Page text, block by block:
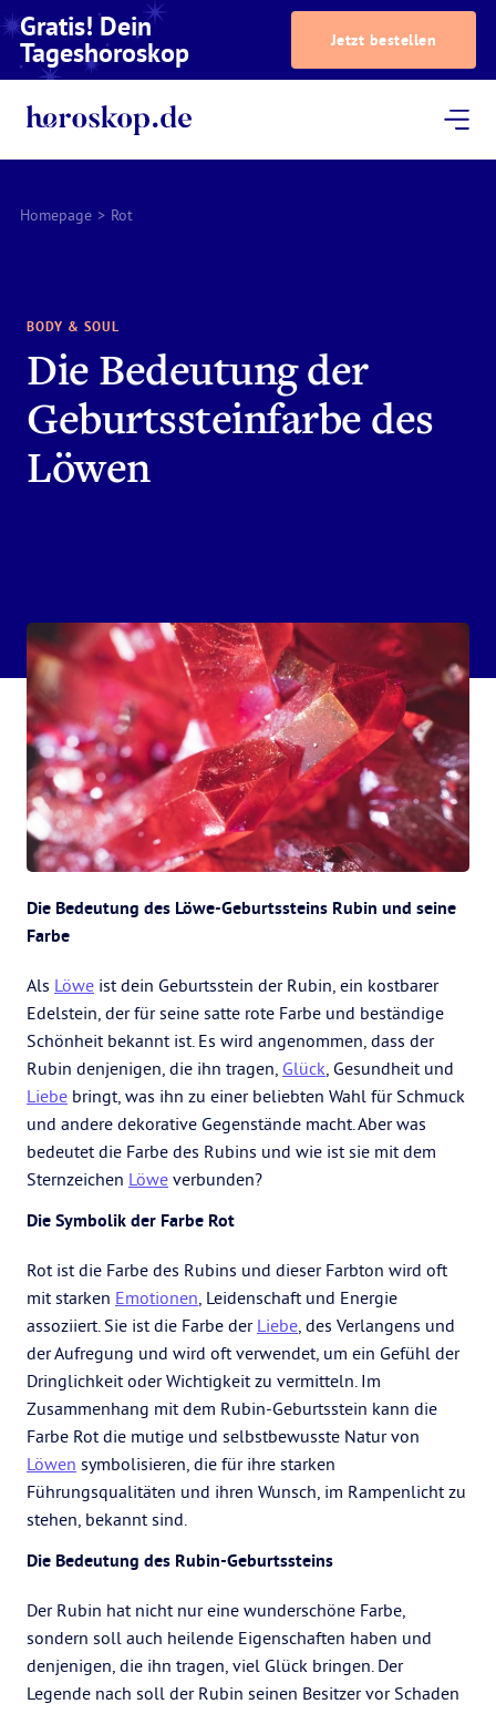
Gratis! Dein
Tageshoroskop Jetzt bestellen
Homepage > Rot
BODY & SOUL
Die Bedeutung der
Geburtssteinfarbe des
Löwen
Die Bedeutung des Löwe-Geburtssteins Rubin und seine
Farbe
Als Löwe ist dein Geburtsstein der Rubin, ein kostbarer
Edelstein, der für seine satte rote Farbe und beständige
Schönheit bekannt ist. Es wird angenommen, dass der
Rubin denjenigen, die ihn tragen, Glück, Gesundheit und
Liebe bringt, was ihn zu einer beliebten Wahl für Schmuck
und andere dekorative Gegenstände macht. Aber was
bedeutet die Farbe des Rubins und wie ist sie mit dem
Sternzeichen Löwe verbunden?
Die Symbolik der Farbe Rot
Rot ist die Farbe des Rubins und dieser Farbton wird oft
mit starken Emotionen, Leidenschaft und Energie
assoziiert. Sie ist die Farbe der Liebe, des Verlangens und
der Aufregung und wird oft verwendet, um ein Gefühl der
Dringlichkeit oder Wichtigkeit zu vermitteln. Im
Zusammenhang mit dem Rubin-Geburtsstein kann die
Farbe Rot die mutige und selbstbewusste Natur von
Löwen symbolisieren, die für ihre starken
Führungsqualitäten und ihren Wunsch, im Rampenlicht zu
stehen, bekannt sind.
Die Bedeutung des Rubin-Geburtssteins
Der Rubin hat nicht nur eine wunderschöne Farbe,
sondern soll auch heilende Eigenschaften haben und
denjenigen, die ihn tragen, viel Glück bringen. Der
Legende nach soll der Rubin seinen Besitzer vor Schaden